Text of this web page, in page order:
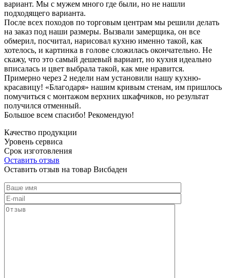
вариант. Мы с мужем много где были, но не нашли
подходящего варианта.
После всех походов по торговым центрам мы решили делать
на заказ под наши размеры. Вызвали замерщика, он все
обмерил, посчитал, нарисовал кухню именно такой, как
хотелось, и картинка в голове сложилась окончательно. Не
скажу, что это самый дешевый вариант, но кухня идеально
вписалась и цвет выбрала такой, как мне нравится.
Примерно через 2 недели нам установили нашу кухню-
красавицу! «Благодаря» нашим кривым стенам, им пришлось
помучиться с монтажом верхних шкафчиков, но результат
получился отменный.
Большое всем спасибо! Рекомендую!
Качество продукции
Уровень сервиса
Срок изготовления
Оставить отзыв
Оставить отзыв на товар Висбаден